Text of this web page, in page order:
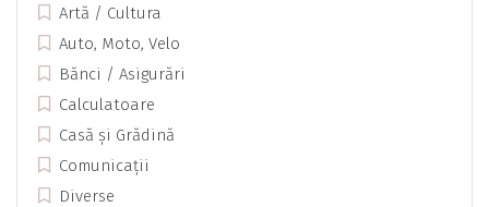
Artă / Cultura
Auto, Moto, Velo
Bănci / Asigurări
Calculatoare
Casă și Grădină
Comunicații
Diverse